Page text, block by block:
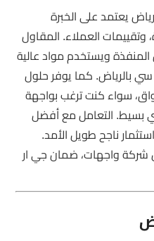
يعتمد على الخبرة
وتقييمات العملاء. المقاول
ويستخدم مواد عالية
بالرياض. كما يوفر حلول
سواء كنت ترغب بواجهة
بسيط. التعامل مع أفضل
ناجح طويل الأمد.
واجهات، ضمان جي ار